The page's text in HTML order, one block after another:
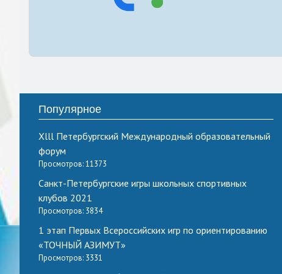
Популярное
Xlll Петербургский Международный образовательный
форум
Просмотров: 11373
Санкт-Петербургские игры школьных спортивных
клубов 2021
Просмотров: 3834
1 этап Первых Всероссийских игр по ориентированию
«ТОЧНЫЙ АЗИМУТ»
Просмотров: 3331